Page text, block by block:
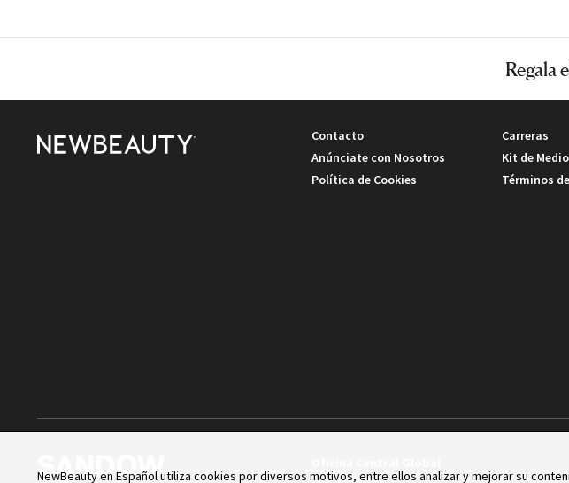
Regala
Contacto Carreras
Anúnciate con Nosotros
Kit de
Política de Cookies
Términos
3651 NW 8th Ave.
NewBeauty en Español utiliza cookies por diversos motivos, entre ellos analizar y mejorar su